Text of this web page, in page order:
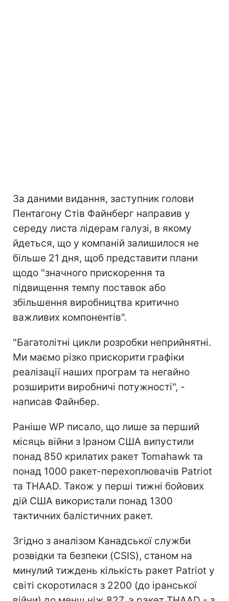
За даними видання, заступник голови
Пентагону Стів Файнберг направив у
середу листа лідерам галузі, в якому
йдеться, що у компаній залишилося не
більше 21 дня, щоб представити плани
щодо "значного прискорення та
підвищення темпу поставок або
збільшення виробництва критично
важливих компонентів".
"Багатолітні цикли розробки неприйнятні.
Ми маємо різко прискорити графіки
реалізації наших програм та негайно
розширити виробничі потужності", -
написав Файнбер.
Раніше WP писало, що лише за перший
місяць війни з Іраном США випустили
понад 850 крилатих ракет Tomahawk та
понад 1000 ракет-перехоплювачів Patriot
та THAAD. Також у перші тижні бойових
дій США використали понад 1300
тактичних балістичних ракет.
Згідно з аналізом Канадської служби
розвідки та безпеки (CSIS), станом на
минулий тиждень кількість ракет Patriot у
світі скоротилася з 2200 (до іранської